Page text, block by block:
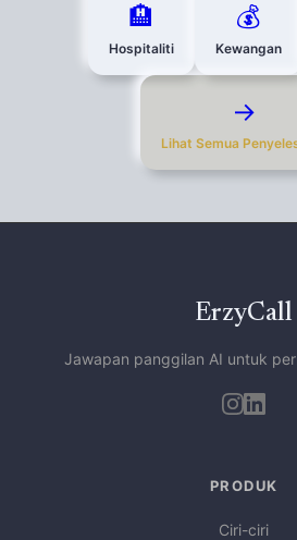
🏨
Hospitaliti
💰
Kewangan
→
Lihat Semua
ErzyCall
Jawapan panggilan AI untuk
PRODUK
Ciri-ciri